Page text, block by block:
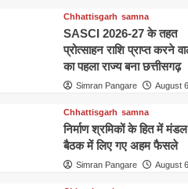
Chhattisgarh samna
SASCI 2026-27 के तहत
प्रोत्साहन राशि प्राप्त करने
का पहला राज्य बना छत्तीसगढ़
Simran Pangare August
Chhattisgarh samna
निर्माण श्रमिकों के हित में
बैठक में लिए गए अहम फैसले
Simran Pangare August